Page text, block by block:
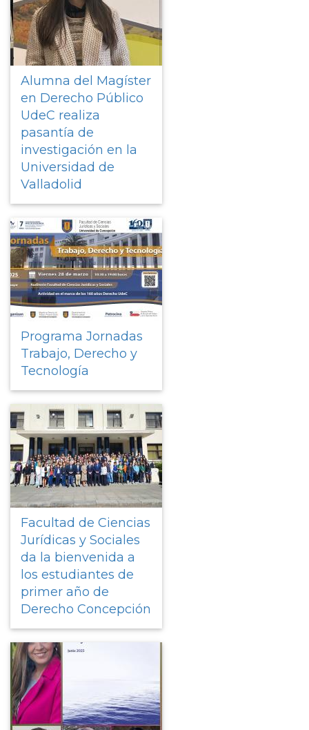
Alumna del Magíster
en Derecho Público
UdeC realiza
pasantía de
investigación en la
Universidad de
Valladolid
Programa Jornadas
Trabajo, Derecho y
Tecnología
Facultad de Ciencias
Jurídicas y Sociales
da la bienvenida a
los estudiantes de
primer año de
Derecho Concepción